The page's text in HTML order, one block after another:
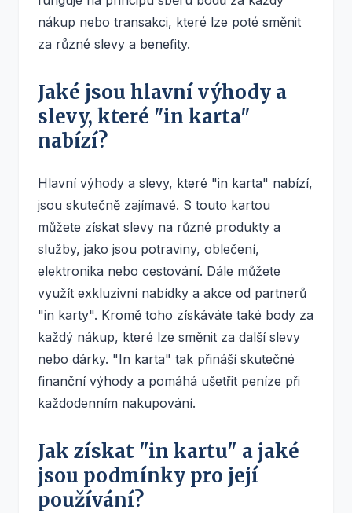
nákup nebo transakci, které lze poté směnit
za různé slevy a benefity.
Jaké jsou hlavní výhody a
slevy, které "in karta"
nabízí?
Hlavní výhody a slevy, které "in karta" nabízí,
jsou skutečně zajímavé. S touto kartou
můžete získat slevy na různé produkty a
služby, jako jsou potraviny, oblečení,
elektronika nebo cestování. Dále můžete
využít exkluzivní nabídky a akce od partnerů
"in karty". Kromě toho získáváte také body za
každý nákup, které lze směnit za další slevy
nebo dárky. "In karta" tak přináší skutečné
finanční výhody a pomáhá ušetřit peníze při
každodenním nakupování.
Jak získat "in kartu" a jaké
jsou podmínky pro její
používání?